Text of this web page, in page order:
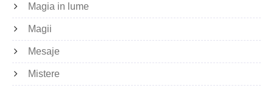
Magia in lume
Magii
Mesaje
Mistere